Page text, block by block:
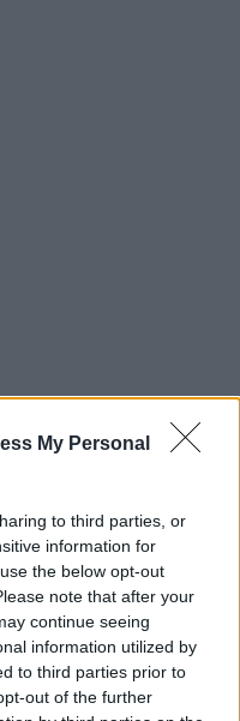
My Personal
to third parties, or
information for
the below opt-out
note that after your
continue seeing
information utilized by
to third parties prior to
out of the further